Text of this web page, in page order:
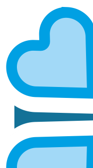
ГЛАВНАЯ МИТРОПОЛИИ
Епархией
Вольский Игнатий
ОСНОВНЫЕ
РАБОТЫ